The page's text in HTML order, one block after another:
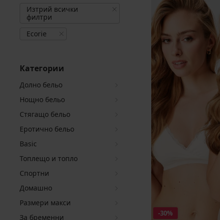
Изтрий всички
филтри
Ecorie
Категории
Долно бельо
Нощно бельо
Стягащо бельо
Еротично бельо
Basic
Топлещо и топло
Спортни
Домашно
Размери макси
За бременни
-30%